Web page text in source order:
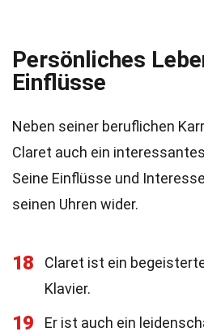
Persönliches
Einflüsse
Neben seiner beruflichen
Claret auch ein
Seine Einflüsse und
seinen Uhren wider.
18
Claret ist ein
Klavier.
19
Er ist auch ein